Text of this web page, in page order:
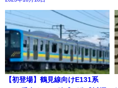
【初登場】鶴見線向けE131系